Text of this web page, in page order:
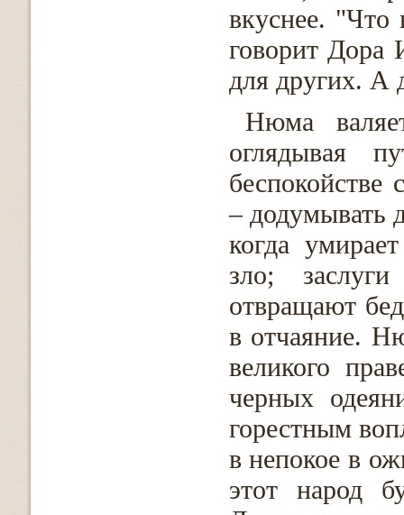
вкуснее.
говорит Дора
для других. А
Нюма
оглядывая
беспокойстве
– додумывать
когда
зло;
отвращают
в отчаяние.
великого
черных
горестным
в непокое в
этот народ